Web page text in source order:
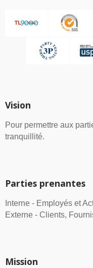
Vision
Pour permettre aux
tranquillité.
Parties prenantes
Interne - Employés et
Externe - Clients,
Mission